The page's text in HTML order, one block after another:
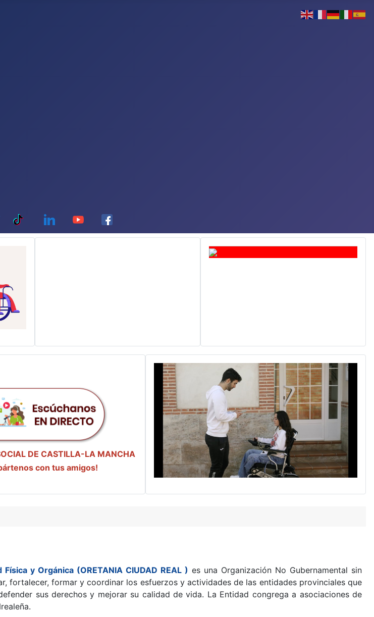
DE CASTILLA-LA MANCHA
con tus amigos!
y Orgánica (ORETANIA CIUDAD REAL ) es una Organización No Gubernamental sin
fortalecer, formar y coordinar los esfuerzos y actividades de las entidades provinciales que
sus derechos y mejorar su calidad de vida. La Entidad congrega a asociaciones de